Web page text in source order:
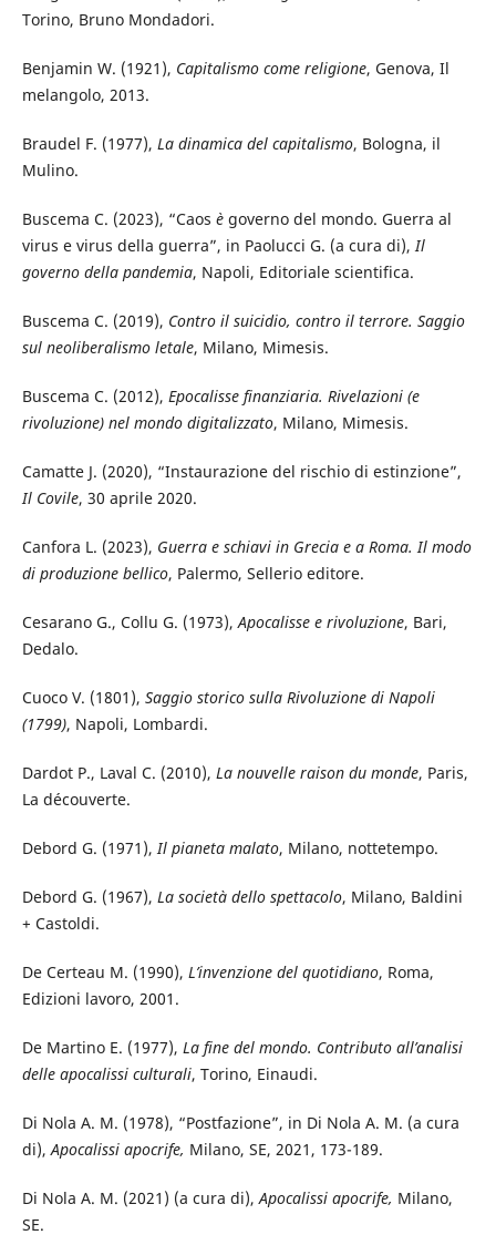
Torino, Bruno Mondadori.
Benjamin W. (1921), Capitalismo come religione, Genova, Il
melangolo, 2013.
Braudel F. (1977), La dinamica del capitalismo, Bologna, il
Mulino.
Buscema C. (2023), “Caos ègoverno del mondo. Guerra al
virus e virus della guerra”, in Paolucci G. (a cura di),Il
governo della pandemia, Napoli, Editoriale scientifica.
Buscema C. (2019), Contro il suicidio, contro il terrore. Saggio
sul neoliberalismo letale, Milano, Mimesis.
Buscema C. (2012), Epocalisse finanziaria. Rivelazioni (e
rivoluzione) nel mondo digitalizzato, Milano, Mimesis.
Camatte J. (2020), “Instaurazione del rischio di estinzione”,
Il Covile, 30 aprile 2020.
Canfora L. (2023), Guerra e schiavi in Grecia e a Roma. Il modo
di produzione bellico, Palermo, Sellerio editore.
Cesarano G., Collu G. (1973),Apocalisse e rivoluzione, Bari,
Dedalo.
Cuoco V. (1801), Saggio storico sulla Rivoluzione di Napoli
(1799), Napoli, Lombardi.
Dardot P., Laval C. (2010), La nouvelle raison du monde, Paris,
La découverte.
Debord G. (1971),Il pianeta malato, Milano, nottetempo.
Debord G. (1967), La società dello spettacolo, Milano, Baldini
+ Castoldi.
De Certeau M. (1990), L’invenzione del quotidiano, Roma,
Edizioni lavoro, 2001.
De Martino E. (1977), La fine del mondo. Contributo all’analisi
delle apocalissi culturali, Torino, Einaudi.
Di Nola A. M. (1978), “Postfazione”, in Di Nola A. M. (a cura
di),Apocalissi apocrife, Milano, SE, 2021, 173-189.
Di Nola A. M. (2021) (a cura di),Apocalissi apocrife, Milano,
SE.